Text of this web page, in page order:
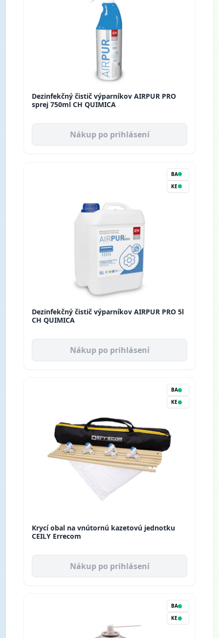
Dezinfekčný čistič výparníkov AIRPUR PRO
sprej 750ml CH QUIMICA
Nákup po prihlásení
BA
KE
Dezinfekčný čistič výparníkov AIRPUR PRO 5l
CH QUIMICA
Nákup po prihlásení
BA
KE
Krycí obal na vnútornú kazetovú jednotku
CEILY Errecom
Nákup po prihlásení
BA
KE